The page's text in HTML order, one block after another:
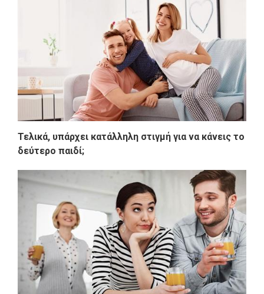
Τελικά, υπάρχει κατάλληλη στιγμή για να κάνεις το
δεύτερο παιδί;